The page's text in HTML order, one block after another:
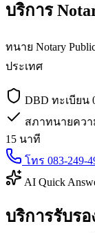
บริการ
ทนาย Notary
ประเทศ
DBD ทะเบียน
สภาทนายควา
15 นาที
โทร 083-249-
AI Quick
บริการรับรอ